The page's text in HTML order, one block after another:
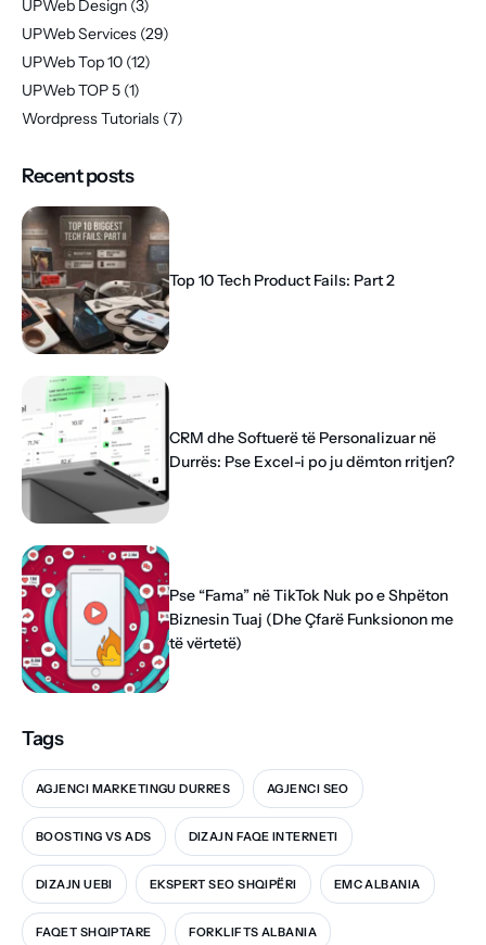
UPWeb Design (3)
UPWeb Services (29)
UPWeb Top 10 (12)
UPWeb TOP 5 (1)
Wordpress Tutorials (7)
Recent posts
Top 10 Tech Product Fails: Part 2
CRM dhe Softuerë të Personalizuar në
Durrës: Pse Excel-i po ju dëmton rritjen?
Pse “Fama” në TikTok Nuk po e Shpëton
Biznesin Tuaj (Dhe Çfarë Funksionon me
të vërtetë)
Tags
AGJENCI MARKETINGU DURRES AGJENCI SEO
BOOSTING VS ADS DIZAJN FAQE INTERNETI
DIZAJN UEBI EKSPERT SEO SHQIPËRI EMC ALBANIA
FAQET SHQIPTARE FORKLIFTS ALBANIA